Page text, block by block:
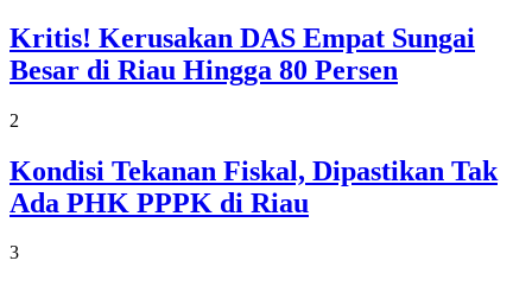
Kritis! Kerusakan DAS Empat Sungai
Besar di Riau Hingga 80 Persen
2
Kondisi Tekanan Fiskal, Dipastikan Tak
Ada PHK PPPK di Riau
3